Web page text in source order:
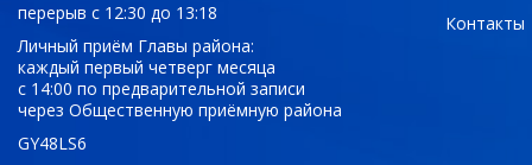
перерыв с 12:30 до 13:18
Личный приём Главы района:
каждый первый четверг месяца
с 14:00 по предварительной записи
через Общественную приёмную района
GY48LS6
Контакты